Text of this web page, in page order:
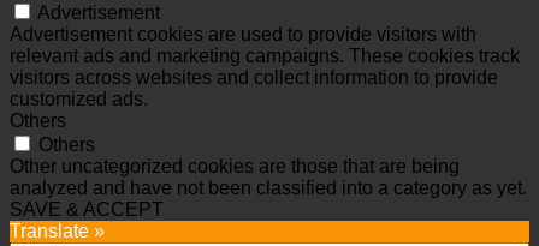
Advertisement
Advertisement cookies are used to provide visitors with
relevant ads and marketing campaigns. These cookies track
visitors across websites and collect information to provide
customized ads.
Others
Others
Other uncategorized cookies are those that are being
analyzed and have not been classified into a category as yet.
SAVE & ACCEPT
Translate »